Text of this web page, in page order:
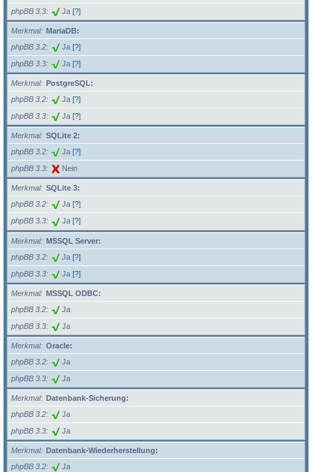
phpBB 3.3 Ja [?]
Merkmal
MariaDB:
phpBB 3.2
Ja [?]
phpBB 3.3 Ja [?]
Merkmal
PostgreSQL:
phpBB 3.2
Ja [?]
phpBB 3.3 Ja [?]
Merkmal
SQLite 2:
phpBB 3.2
Ja [?]
phpBB 3.3 Nein
Merkmal
SQLite 3:
phpBB 3.2
Ja [?]
phpBB 3.3 Ja [?]
Merkmal
MSSQL Server:
phpBB 3.2
Ja [?]
phpBB 3.3 Ja [?]
Merkmal
MSSQL ODBC:
phpBB 3.2
Ja
phpBB 3.3 Ja
Merkmal
Oracle:
phpBB 3.2
Ja
phpBB 3.3 Ja
Merkmal
Datenbank-Sicherung:
phpBB 3.2
Ja
phpBB 3.3 Ja
Merkmal
Datenbank-Wiederherstellung:
phpBB 3.2
Ja